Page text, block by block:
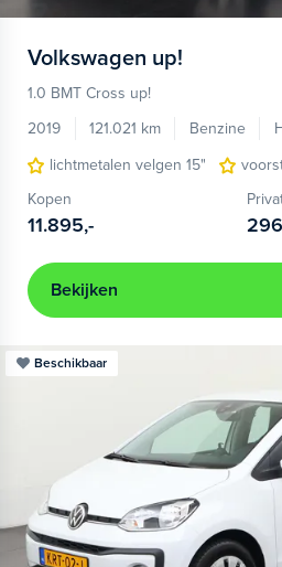
Volkswagen up!
1.0 BMT Cross up!
2019
121.021 km Benzine
lichtmetalen velgen 15"
Kopen
11.895,-
Bekijken
Beschikbaar